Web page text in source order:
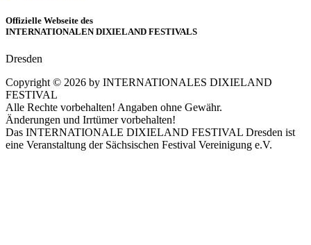
Offizielle Webseite des
INTERNATIONALEN DIXIELAND FESTIVALS
Dresden
Copyright © 2026 by INTERNATIONALES DIXIELAND
FESTIVAL
Alle Rechte vorbehalten! Angaben ohne Gewähr.
Änderungen und Irrtümer vorbehalten!
Das INTERNATIONALE DIXIELAND FESTIVAL Dresden ist
eine Veranstaltung der Sächsischen Festival Vereinigung e.V.